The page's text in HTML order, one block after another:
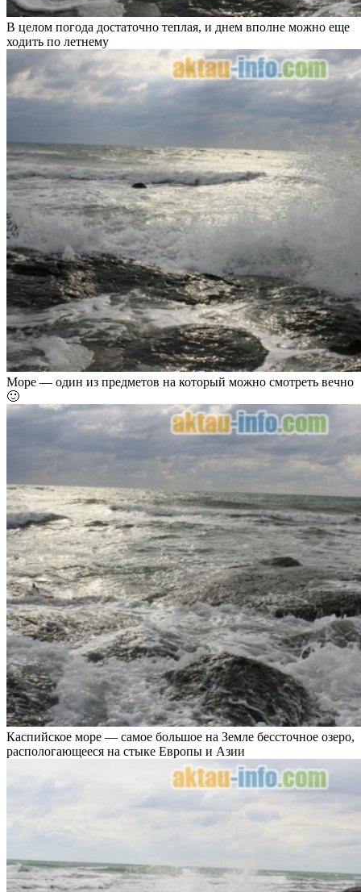
В целом погода достаточно теплая, и днем вполне можно еще
ходить по летнему
Море — один из предметов на который можно смотреть вечно
🙂
Каспийское море — самое большое на Земле бессточное озеро,
распологающееся на стыке Европы и Азии